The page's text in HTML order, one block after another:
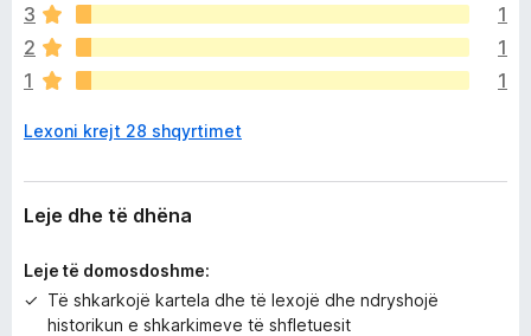
p
a
v
l
r
s
i
e
3
1
2
1
1
1
Lexoni krejt 28 shqyrtimet
Leje dhe të dhëna
Leje të domosdoshme:
Të shkarkojë kartela dhe të lexojë dhe ndryshojë
historikun e shkarkimeve të shfletuesit